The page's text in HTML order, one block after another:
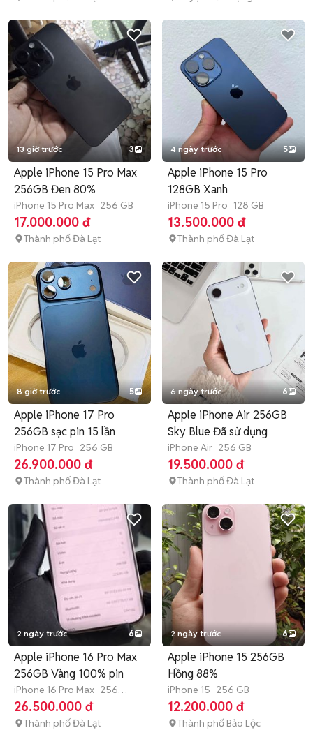
13 giờ trước 3
Apple iPhone 15 Pro Max
256GB Đen 80%
iPhone 15 Pro Max 256 GB
17.000.000 đ
Thành phố Đà Lạt
4 ngày trước 5
Apple iPhone 15 Pro
128GB Xanh
iPhone 15 Pro 128 GB
13.500.000 đ
Thành phố Đà Lạt
8 giờ trước 5
Apple iPhone 17 Pro
256GB sạc pin 15 lần
iPhone 17 Pro 256 GB
26.900.000 đ
Thành phố Đà Lạt
6 ngày trước 6
Apple iPhone Air 256GB
Sky Blue Đã sử dụng
iPhone Air 256 GB
19.500.000 đ
Thành phố Đà Lạt
2 ngày trước 6
Apple iPhone 16 Pro Max
256GB Vàng 100% pin
iPhone 16 Pro Max 256
GB 4-6 tháng
26.500.000 đ
Thành phố Đà Lạt
2 ngày trước 6
Apple iPhone 15 256GB
Hồng 88%
iPhone 15 256 GB
12.200.000 đ
Thành phố Bảo Lộc